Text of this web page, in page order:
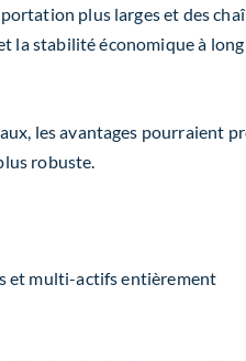
plus larges et des
stabilité économique à long
les avantages pourraient
robuste.
et multi-actifs entièrement